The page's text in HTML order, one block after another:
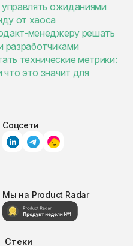
управлять ожиданиями
от хаоса
менеджеру решать
технические метрики:
это значит для
Соцсети
Мы на Product Radar
Стеки